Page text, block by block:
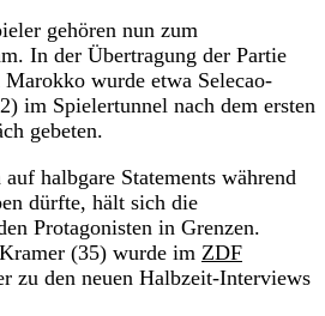
gehören nun zum
In der Übertragung der Partie
wurde etwa Selecao-
im Spielertunnel nach dem ersten
gebeten.
halbgare Statements während
dürfte, hält sich die
Protagonisten in Grenzen.
(35) wurde im ZDF
zu den neuen Halbzeit-Interviews